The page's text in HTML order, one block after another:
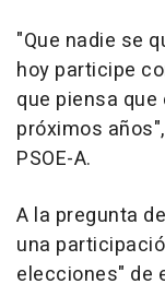
"Que nadie se
hoy participe
que piensa
próximos
PSOE-A.
A la pregunta
una
elecciones" de